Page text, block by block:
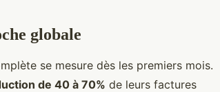
globale
se mesure dès les premiers mois.
de 40 à 70% de leurs factures